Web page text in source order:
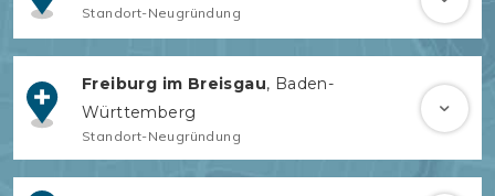
Standort-Neugründung
Freiburg im Breisgau, Baden-
Württemberg
Standort-Neugründung